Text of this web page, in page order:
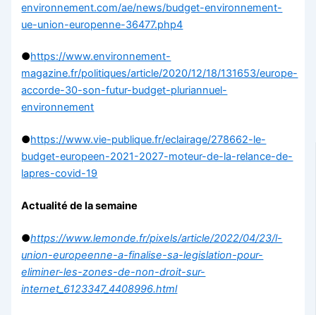
environnement.com/ae/news/budget-environnement-
ue-union-europenne-36477.php4
●https://www.environnement-
magazine.fr/politiques/article/2020/12/18/131653/europe-
accorde-30-son-futur-budget-pluriannuel-
environnement
●https://www.vie-publique.fr/eclairage/278662-le-
budget-europeen-2021-2027-moteur-de-la-relance-de-
lapres-covid-19
Actualité de la semaine
●https://www.lemonde.fr/pixels/article/2022/04/23/l-
union-europeenne-a-finalise-sa-legislation-pour-
eliminer-les-zones-de-non-droit-sur-
internet_6123347_4408996.html